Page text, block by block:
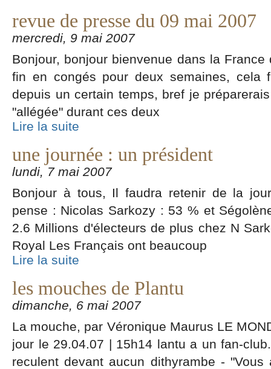
revue de presse du 09 mai 2007
mercredi, 9 mai 2007
Bonjour, bonjour bienvenue dans la
fin en congés pour deux semaines, cela
depuis un certain temps, bref je
"allégée" durant ces deux
Lire la suite
une journée : un président
lundi, 7 mai 2007
Bonjour à tous, Il faudra retenir de la
pense : Nicolas Sarkozy : 53 % et
2.6 Millions d'électeurs de plus chez N
Royal Les Français ont beaucoup
Lire la suite
les mouches de Plantu
dimanche, 6 mai 2007
La mouche, par Véronique Maurus LE
jour le 29.04.07 | 15h14 lantu a un fan-
reculent devant aucun dithyrambe -